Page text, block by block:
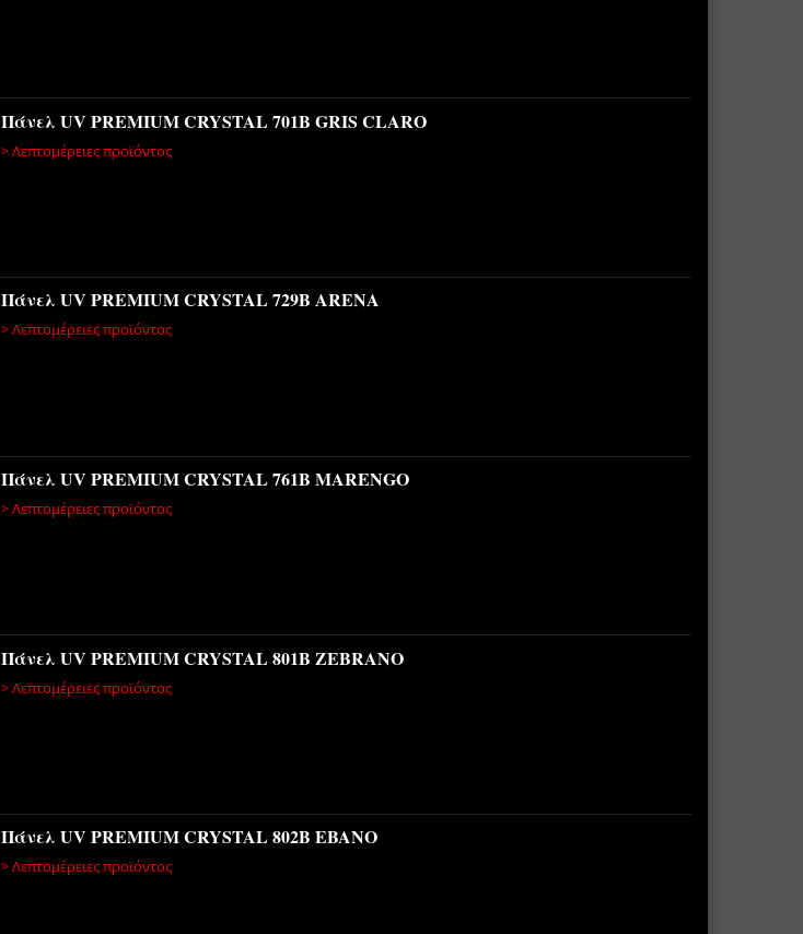
Πάνελ UV PREMIUM CRYSTAL 701B GRIS CLARO
> Λεπτομέρειες προϊόντος
Πάνελ UV PREMIUM CRYSTAL 729B ARENA
> Λεπτομέρειες προϊόντος
Πάνελ UV PREMIUM CRYSTAL 761B MARENGO
> Λεπτομέρειες προϊόντος
Πάνελ UV PREMIUM CRYSTAL 801B ZEBRANO
> Λεπτομέρειες προϊόντος
Πάνελ UV PREMIUM CRYSTAL 802B EBANO
> Λεπτομέρειες προϊόντος